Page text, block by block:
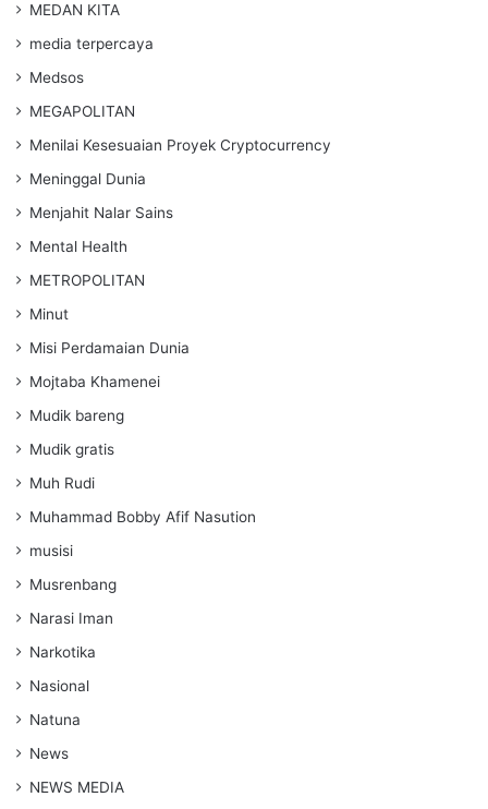
MEDAN KITA
media terpercaya
Medsos
MEGAPOLITAN
Menilai Kesesuaian Proyek Cryptocurrency
Meninggal Dunia
Menjahit Nalar Sains
Mental Health
METROPOLITAN
Minut
Misi Perdamaian Dunia
Mojtaba Khamenei
Mudik bareng
Mudik gratis
Muh Rudi
Muhammad Bobby Afif Nasution
musisi
Musrenbang
Narasi Iman
Narkotika
Nasional
Natuna
News
NEWS MEDIA